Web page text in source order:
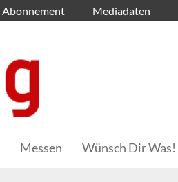
Abonnement Mediadaten
Messen Wünsch Dir Was!